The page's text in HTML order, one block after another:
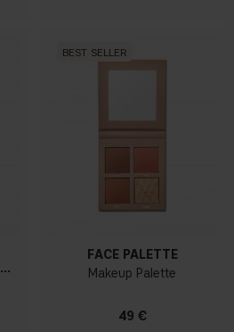
BEST SELLER
FACE PALETTE
Makeup Palette
49 €